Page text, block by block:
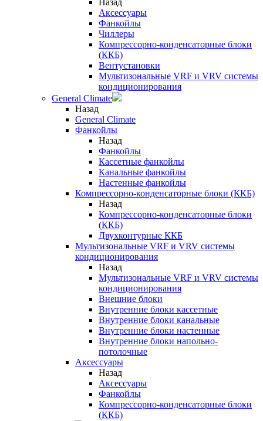
Назад
Аксессуары
Фанкойлы
Чиллеры
Компрессорно-конденсаторные блоки
(ККБ)
Вентустановки
Мультизональные VRF и VRV системы
кондиционирования
General Climate
Назад
General Climate
Фанкойлы
Назад
Фанкойлы
Кассетные фанкойлы
Канальные фанкойлы
Настенные фанкойлы
Компрессорно-конденсаторные блоки (ККБ)
Назад
Компрессорно-конденсаторные блоки
(ККБ)
Двухконтурные ККБ
Мультизональные VRF и VRV системы
кондиционирования
Назад
Мультизональные VRF и VRV системы
кондиционирования
Внешние блоки
Внутренние блоки кассетные
Внутренние блоки канальные
Внутренние блоки настенные
Внутренние блоки напольно-
потолочные
Аксессуары
Назад
Аксессуары
Фанкойлы
Компрессорно-конденсаторные блоки
(ККБ)